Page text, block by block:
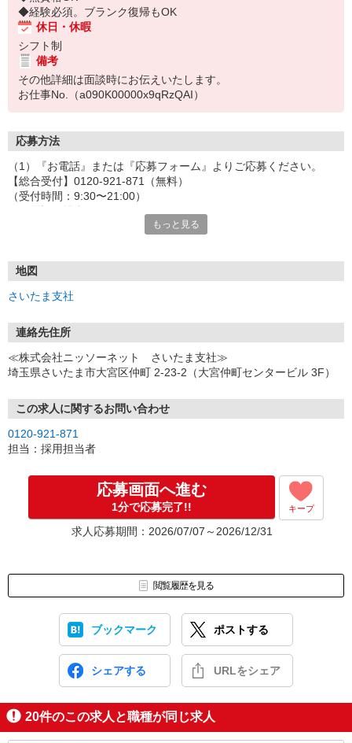
◆経験必須。ブランク復帰もOK
休日・休暇
シフト制
備考
その他詳細は面談時にお伝えいたします。
お仕事No.（a090K00000x9qRzQAI）
応募方法
（1）『お電話』または『応募フォーム』よりご応募ください。
【総合受付】0120-921-871（無料）
（受付時間：9:30〜21:00）
「e-aidemを見て」とお伝えいただけるとスムーズです。
◎応募フォームからのご応募は24時間受付中です！
（2）面談・登録の実施
ご都合のよいお日にちをお聞かせください。
↓
（3）選考・お仕事のご案内
↓
※紹介予定派遣・職業紹介などで、正職員登用前提でのお仕事も可
能です。
もっと見る
地図
さいたま支社
連絡先住所
≪株式会社ニッソーネット さいたま支社≫
埼玉県さいたま市大宮区仲町 2-23-2（大宮仲町センタービル 3F）
この求人に関するお問い合わせ
0120-921-871
担当：採用担当者
応募画面へ進む
1分で応募完了!! キープ
求人応募期間：2026/07/07～2026/12/31
閲覧履歴を見る
ブックマーク ポストする
シェアする URLをシェア
20件のこの求人と職種が同じ求人